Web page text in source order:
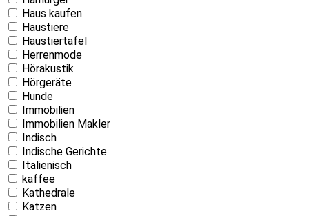
Haus kaufen
Haustiere
Haustiertafel
Herrenmode
Hörakustik
Hörgeräte
Hunde
Immobilien
Immobilien Makler
Indisch
Indische Gerichte
Italienisch
kaffee
Kathedrale
Katzen